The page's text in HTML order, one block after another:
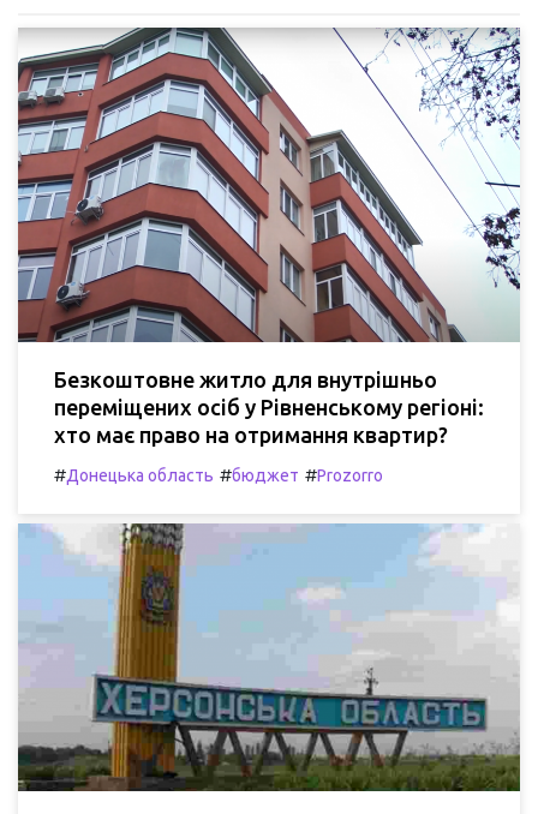
Безкоштовне житло для внутрішньо
переміщених осіб у Рівненському регіоні:
хто має право на отримання квартир?
#Донецька область #бюджет #Prozorro